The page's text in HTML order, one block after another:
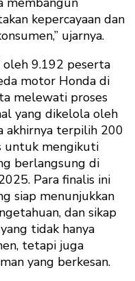
kepercayaan dan
ujarnya.
9.192 peserta
motor Honda di
melewati proses
yang dikelola oleh
akhirnya terpilih 200
untuk mengikuti
berlangsung di
Para finalis ini
siap menunjukkan
dan sikap
tidak hanya
tetapi juga
yang berkesan.